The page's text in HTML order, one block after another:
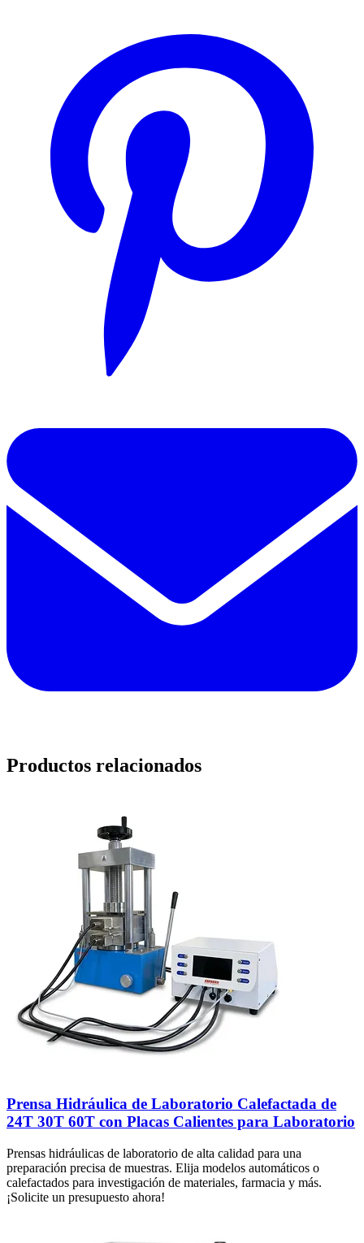
Productos relacionados
Prensa Hidráulica de Laboratorio Calefactada de
24T 30T 60T con Placas Calientes para Laboratorio
Prensas hidráulicas de laboratorio de alta calidad para una
preparación precisa de muestras. Elija modelos automáticos o
calefactados para investigación de materiales, farmacia y más.
¡Solicite un presupuesto ahora!